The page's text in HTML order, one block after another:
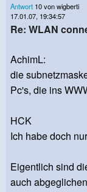
Antwort 10 von wigberti
17.01.07, 19:34:57
Re: WLAN
AchimL:
die
Pc's, die ins
HCK
Ich habe doch
Eigentlich sind
auch